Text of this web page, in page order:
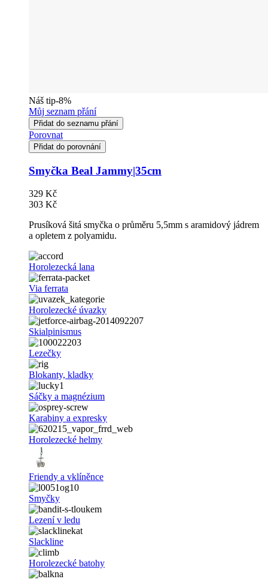
Náš tip-8%
Můj seznam přání
Přidat do seznamu přání
Porovnat
Přidat do porovnání
Smyčka Beal Jammy|35cm
329 Kč
303 Kč
Prusíková šitá smyčka o průměru 5,5mm s aramidový jádrem
a opletem z polyamidu.
Horolezecká lana
Via ferrata
Horolezecké úvazky
Skialpinismus
Lezečky
Blokanty, kladky
Sáčky a magnézium
Karabiny a expresky
Horolezecké helmy
Friendy a vklíněnce
Smyčky
Lezení v ledu
Slackline
Horolezecké batohy